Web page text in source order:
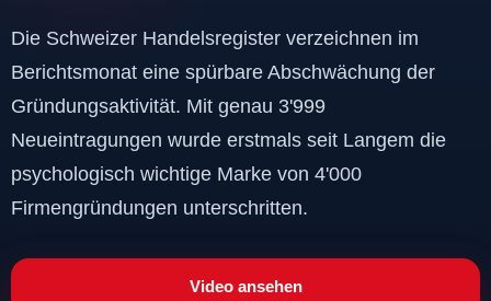
Die Schweizer Handelsregister verzeichnen im
Berichtsmonat eine spürbare Abschwächung der
Gründungsaktivität. Mit genau 3'999
Neueintragungen wurde erstmals seit Langem die
psychologisch wichtige Marke von 4'000
Firmengründungen unterschritten.
Video ansehen